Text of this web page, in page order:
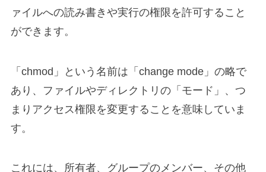
ァイルへの読み書きや実行の権限を許可すること
ができます。
「chmod」という名前は「change mode」の略で
あり、ファイルやディレクトリの「モード」、つ
まりアクセス権限を変更することを意味していま
す。
これには、所有者、グループのメンバー、その他